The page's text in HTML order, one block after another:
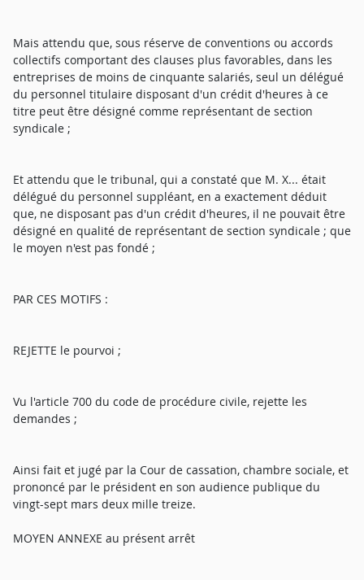
Mais attendu que, sous réserve de conventions ou accords
collectifs comportant des clauses plus favorables, dans les
entreprises de moins de cinquante salariés, seul un délégué
du personnel titulaire disposant d'un crédit d'heures à ce
titre peut être désigné comme représentant de section
syndicale ;
Et attendu que le tribunal, qui a constaté que M. X... était
délégué du personnel suppléant, en a exactement déduit
que, ne disposant pas d'un crédit d'heures, il ne pouvait être
désigné en qualité de représentant de section syndicale ; que
le moyen n'est pas fondé ;
PAR CES MOTIFS :
REJETTE le pourvoi ;
Vu l'article 700 du code de procédure civile, rejette les
demandes ;
Ainsi fait et jugé par la Cour de cassation, chambre sociale, et
prononcé par le président en son audience publique du
vingt-sept mars deux mille treize.
MOYEN ANNEXE au présent arrêt